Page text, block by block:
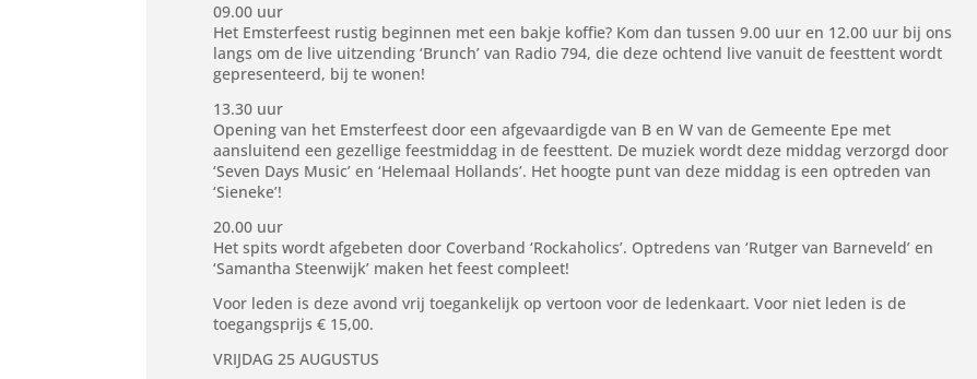
09.00 uur
Het Emsterfeest rustig beginnen met een bakje koffie? Kom dan tussen 9.00 uur en 12.00 uur bij ons
langs om de live uitzending ‘Brunch’ van Radio 794, die deze ochtend live vanuit de feesttent wordt
gepresenteerd, bij te wonen!
13.30 uur
Opening van het Emsterfeest door een afgevaardigde van B en W van de Gemeente Epe met
aansluitend een gezellige feestmiddag in de feesttent. De muziek wordt deze middag verzorgd door
‘Seven Days Music’ en ‘Helemaal Hollands’. Het hoogte punt van deze middag is een optreden van
‘Sieneke’!
20.00 uur
Het spits wordt afgebeten door Coverband ‘Rockaholics’. Optredens van ‘Rutger van Barneveld’ en
‘Samantha Steenwijk’ maken het feest compleet!
Voor leden is deze avond vrij toegankelijk op vertoon voor de ledenkaart. Voor niet leden is de
toegangsprijs € 15,00.
VRIJDAG 25 AUGUSTUS